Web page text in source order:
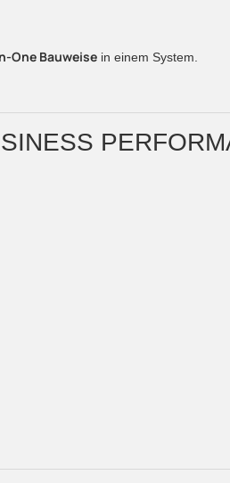
One Bauweise in einem System.